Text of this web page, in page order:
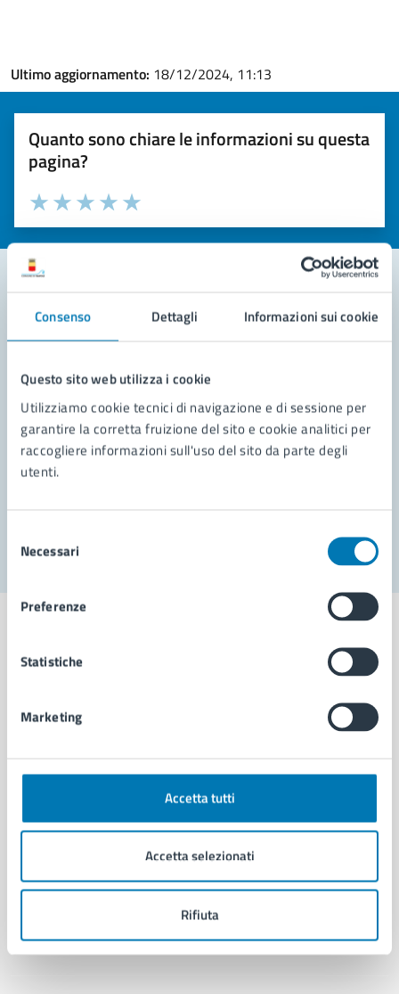
Consenso Dettagli Informazioni sui cookie
Questo sito web utilizza i cookie
Utilizziamo cookie tecnici di navigazione e di sessione per
garantire la corretta fruizione del sito e cookie analitici per
raccogliere informazioni sull'uso del sito da parte degli
utenti.
delNecessari
Preferenze
Statistiche
Marketing
Accetta tutti
Accetta selezionati
Rifiuta
Ultimo aggiornamento: 18/12/2024, 11:13
Quanto sono chiare le informazioni su questa
pagina?
Valuta la chiarezza delle informazioni (da 1 a 5 stelle)
Seleziona il numero di stelle per valutare la chiarezza delle
Valuta 5 stelle su 5
Valuta 4 stelle su 5
Valuta 3 stelle su 5
Valuta 2 stelle su 5
Valuta 1 stelle su 5
Contatta il comune
Richiedi assistenza
Prenota appuntamento
Problemi in città
Aree amministrative
Uffici
Politici
Intranet, posta aziendale e protocollo